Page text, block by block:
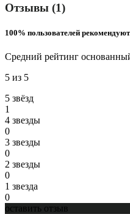
Отзывы (1)
100% пользователей
Средний рейтинг
5 из 5
5 звёзд
1
4 звeзды
0
3 звeзды
0
2 звeзды
0
1 звeзда
0
оставить отзыв